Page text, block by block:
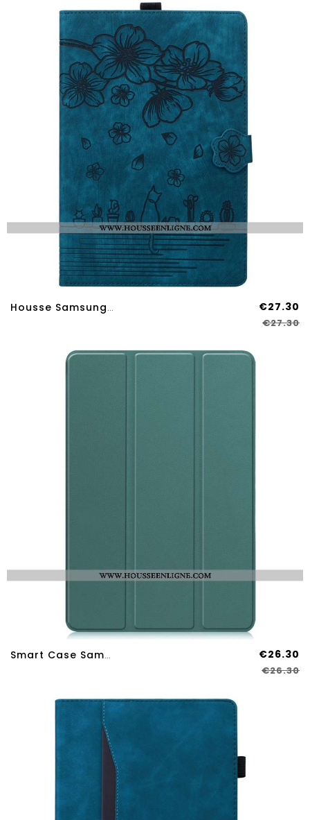
Housse Samsung Galaxy Tab S11 Ultra Effet Daim Scène De Chats €27.30
€27.30
Smart Case Samsung Galaxy Tab S11 Ultra Renforcée €26.30
€26.30